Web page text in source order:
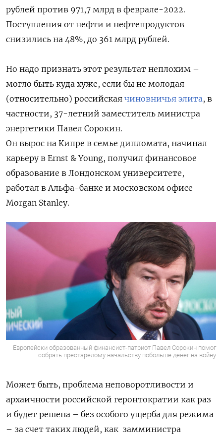
Подписывайтесь на The Moscow
Times в Telegram —
@moscowtimes_ru
рублей против 971,7 млрд в феврале-2022.
Поступления от нефти и нефтепродуктов
снизились на 48%, до 361 млрд рублей.
Но надо признать этот результат неплохим –
могло быть куда хуже, если бы не молодая
(относительно) российская чиновничья элита, в
частности, 37-летний заместитель министра
энергетики Павел Сорокин.
Он вырос на Кипре в семье дипломата, начинал
карьеру в Ernst & Young, получил финансовое
образование в Лондонском университете,
работал в Альфа-банке и московском офисе
Morgan Stanley.
Европейски образованный финансист-патриот Павел Сорокин помог
собрать престарелому начальству побольше денег на войну
Может быть, проблема неповоротливости и
архаичности российской геронтократии как раз
и будет решена – без особого ущерба для режима
– за счет таких людей, как замминистра